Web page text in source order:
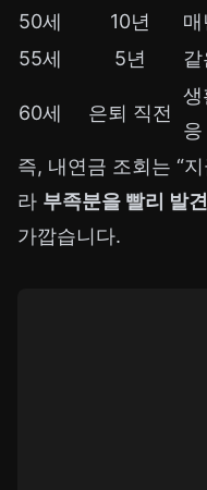
50세 10년
55세
5년
60세 은퇴 직전
생
즉, 내연금 조회는 “
라 부족분을 빨리 발
가깝습니다.